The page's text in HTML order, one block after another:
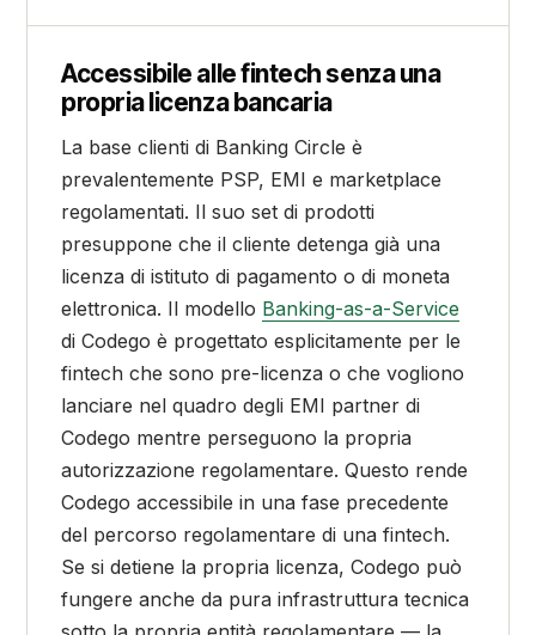
Accessibile alle fintech senza una
propria licenza bancaria
La base clienti di Banking Circle è
prevalentemente PSP, EMI e marketplace
regolamentati. Il suo set di prodotti
presuppone che il cliente detenga già una
licenza di istituto di pagamento o di moneta
elettronica. Il modello Banking-as-a-Service
di Codego è progettato esplicitamente per le
fintech che sono pre-licenza o che vogliono
lanciare nel quadro degli EMI partner di
Codego mentre perseguono la propria
autorizzazione regolamentare. Questo rende
Codego accessibile in una fase precedente
del percorso regolamentare di una fintech.
Se si detiene la propria licenza, Codego può
fungere anche da pura infrastruttura tecnica